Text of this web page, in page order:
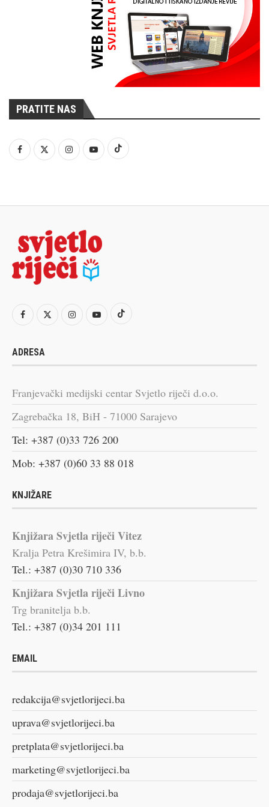
PRATITE NAS
ADRESA
Franjevački medijski centar Svjetlo riječi d.o.o.
Zagrebačka 18, BiH - 71000 Sarajevo
Tel: +387 (0)33 726 200
Mob: +387 (0)60 33 88 018
KNJIŽARE
Knjižara Svjetla riječi Vitez
Kralja Petra Krešimira IV, b.b.
Tel.: +387 (0)30 710 336
Knjižara Svjetla riječi Livno
Trg branitelja b.b.
Tel.: +387 (0)34 201 111
EMAIL
redakcija@svjetlorijeci.ba
uprava@svjetlorijeci.ba
pretplata@svjetlorijeci.ba
marketing@svjetlorijeci.ba
prodaja@svjetlorijeci.ba